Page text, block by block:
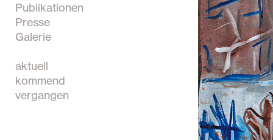
Publikationen
Presse
Galerie
aktuell
kommend
vergangen